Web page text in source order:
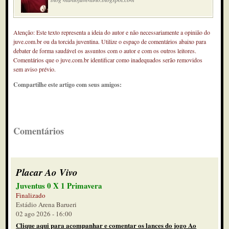
Atenção: Este texto representa a ideia do autor e não necessariamente a opinião do
juve.com.br ou da torcida juventina. Utilize o espaço de comentários abaixo para
debater de forma saudável os assuntos com o autor e com os outros leitores.
Comentários que o juve.com.br identificar como inadequados serão removidos
sem aviso prévio.
Compartilhe este artigo com seus amigos:
Comentários
Placar Ao Vivo
Juventus 0 X 1 Primavera
Finalizado
Estádio Arena Barueri
02 ago 2026 - 16:00
Clique aqui para acompanhar e comentar os lances do jogo Ao